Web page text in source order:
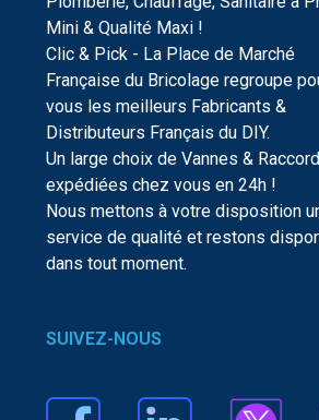
Mini & Qualité Maxi !
Clic & Pick - La Place de Marché
Française du Bricolage regroupe
vous les meilleurs Fabricants &
Distributeurs Français du DIY.
Un large choix de Vannes &
expédiées chez vous en 24h !
Nous mettons à votre disposition
service de qualité et restons
dans tout moment.
SUIVEZ-NOUS